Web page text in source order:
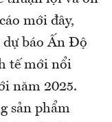
mới đây,
dự báo Ấn Độ
tế mới nổi
năm 2025.
sản phẩm